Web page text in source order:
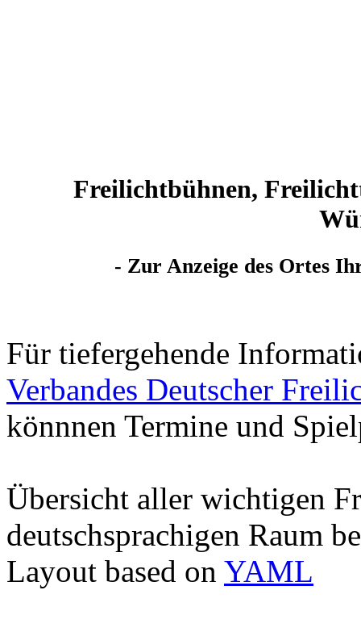
Freilichtbühnen,
- Zur Anzeige des Ortes
Für tiefergehende
Verbandes Deutscher
könnnen Termine und
Übersicht aller wichtigen
deutschsprachigen Raum
Layout based on YAML